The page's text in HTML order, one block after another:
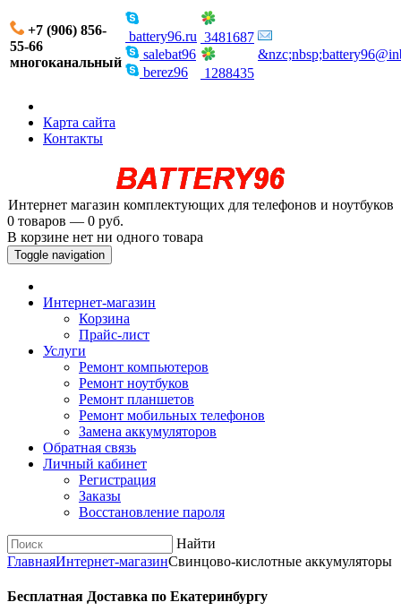
+7 (906) 856-
55-66
многоканальный
battery96.ru
salebat96
berez96
3481687
1288435
Карта сайта
Контакты
Интернет магазин комплектующих для телефонов и ноутбуков
0 товаров — 0 руб.
В корзине нет ни одного товара
Toggle navigation
Интернет-магазин
Корзина
Прайс-лист
Услуги
Ремонт компьютеров
Ремонт ноутбуков
Ремонт планшетов
Ремонт мобильных телефонов
Замена аккумуляторов
Обратная связь
Личный кабинет
Регистрация
Заказы
Восстановление пароля
Найти
ГлавнаяИнтернет-магазинCвинцово-кислотные аккумуляторы
Бесплатная Доставка по Екатеринбургу